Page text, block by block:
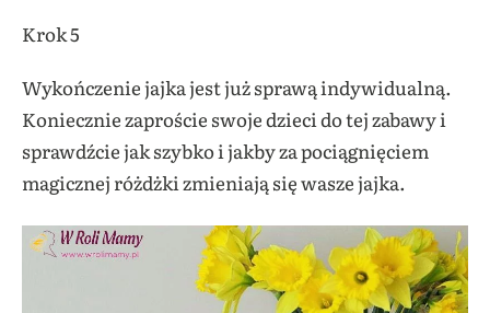
Krok 5
Wykończenie jajka jest już sprawą indywidualną.
Koniecznie zaproście swoje dzieci do tej zabawy i
sprawdźcie jak szybko i jakby za pociągnięciem
magicznej różdżki zmieniają się wasze jajka.